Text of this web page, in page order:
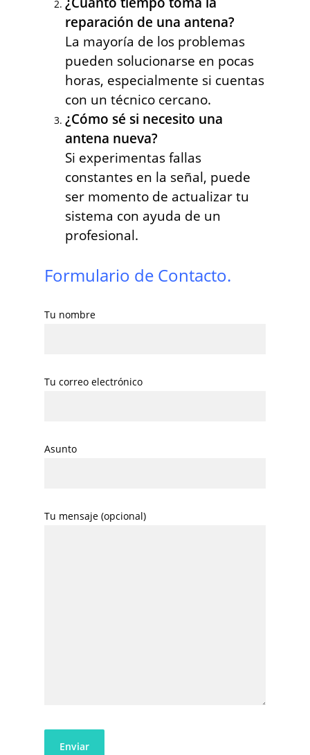
reparación de una antena?
La mayoría de los problemas
pueden solucionarse en pocas
horas, especialmente si cuentas
con un técnico cercano.
¿Cómo sé si necesito una
antena nueva?
Si experimentas fallas
constantes en la señal, puede
ser momento de actualizar tu
sistema con ayuda de un
profesional.
Formulario de Contacto.
Tu nombre
Tu correo electrónico
Asunto
Tu mensaje (opcional)